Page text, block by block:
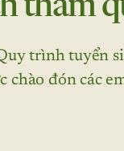
tham
trình tuyển
chào đón các